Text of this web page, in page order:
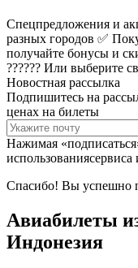
Спецпредложения и
разных городов ✅
получайте бонусы и
?????? Или выберите
Новостная рассылка
Подпишитесь на
ценах на билеты
Нажимая
Спасибо! Вы успешно
Авиабилеты
Индонезия